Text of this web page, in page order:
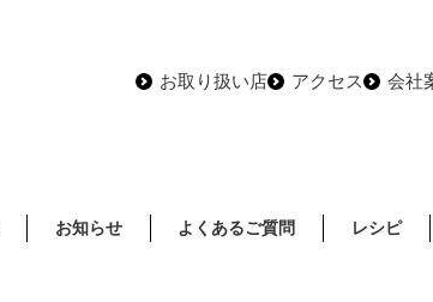
お取り扱い店 アクセス 会社
お知らせ よくあるご質問 レシピ